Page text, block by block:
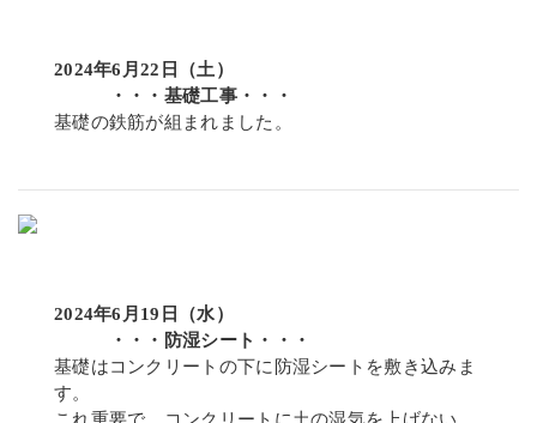
2024年6月22日（土）
・・・基礎工事・・・
基礎の鉄筋が組まれました。
2024年6月19日（水）
・・・防湿シート・・・
基礎はコンクリートの下に防湿シートを敷き込みま
す。